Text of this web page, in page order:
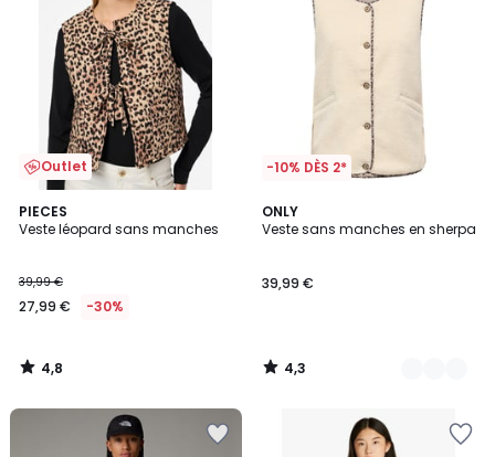
Outlet
PIECES
Veste léopard sans manches
39,99 €
27,99 € -30%
4,8
/ 5
4,8
/
-10% DÈS 2*
ONLY
Veste sans manches en sherpa
39,99 €
4,3
/ 5
2
Couleurs
4,3
/